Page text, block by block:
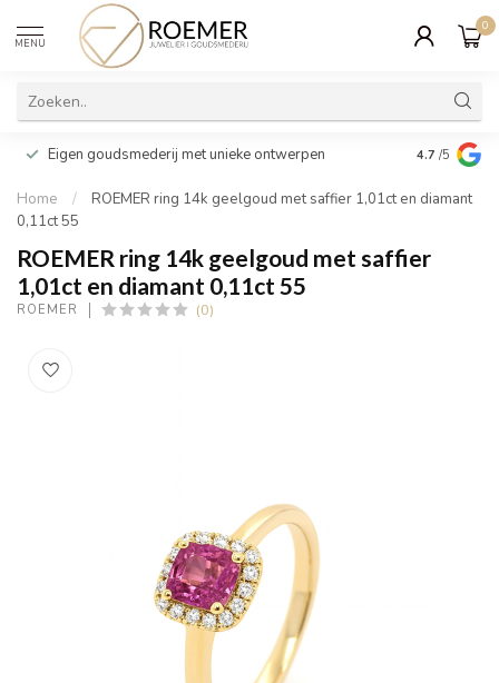
MENU
0
Eigen goudsmederij met unieke ontwerpen Wij
cadeau
4.7 /5
Home /
ROEMER ring 14k geelgoud met saffier 1,01ct en diamant
0,11ct 55
ROEMER ring 14k geelgoud met saffier
1,01ct en diamant 0,11ct 55
ROEMER (0)